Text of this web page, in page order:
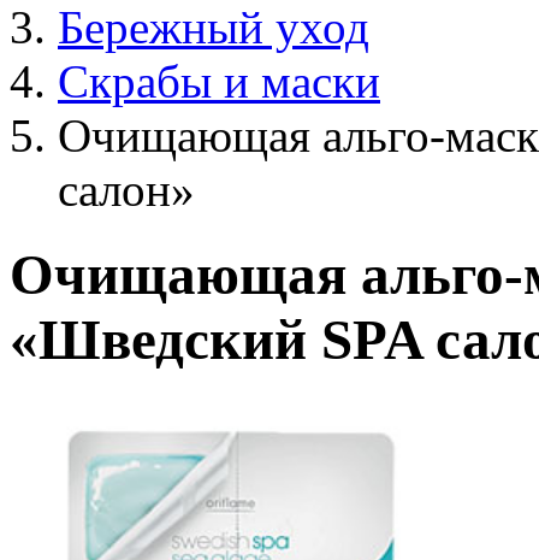
Бережный уход
Скрабы и маски
Очищающая альго-
салон»
Очищающая альго-
«Шведский SPA